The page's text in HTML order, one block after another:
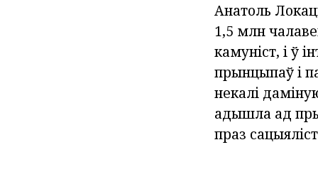
Анатоль
1,5 млн
камуніст, і ў
прынцыпаў і
некалі
адышла ад
праз